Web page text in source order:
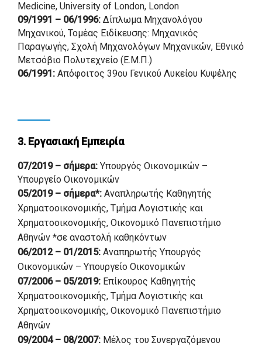
Medicine, University of London, London
09/1991 – 06/1996: Δίπλωμα Μηχανολόγου
Μηχανικού, Τομέας Ειδίκευσης: Μηχανικός
Παραγωγής, Σχολή Μηχανολόγων Μηχανικών, Εθνικό
Μετσόβιο Πολυτεχνείο (Ε.Μ.Π.)
06/1991: Απόφοιτος 39ου Γενικού Λυκείου Κυψέλης
3. Εργασιακή Εμπειρία
07/2019 – σήμερα: Yπουργός Οικονομικών –
Υπουργείο Οικονομικών
05/2019 – σήμερα*: Aναπληρωτής Καθηγητής
Χρηματοοικονομικής, Τμήμα Λογιστικής και
Χρηματοοικονομικής, Οικονομικό Πανεπιστήμιο
Αθηνών *σε αναστολή καθηκόντων
06/2012 – 01/2015: Aναπηρωτής Υπουργός
Οικονομικών – Υπουργείο Οικονομικών
07/2006 – 05/2019: Επίκουρος Καθηγητής
Χρηματοοικονομικής, Τμήμα Λογιστικής και
Χρηματοοικονομικής, Οικονομικό Πανεπιστήμιο
Αθηνών
09/2004 – 08/2007: Μέλος του Συνεργαζόμενου